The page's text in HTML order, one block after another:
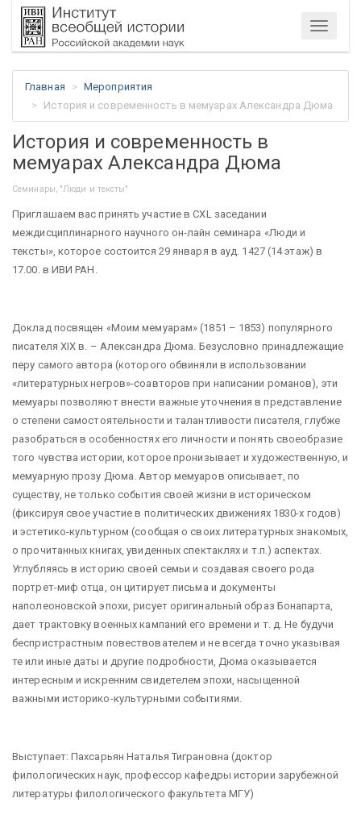
Меню
Главная
Мероприятия
История и современность в мемуарах Александра Дюма
История и современность в
мемуарах Александра Дюма
Семинары, "Люди и тексты"
Приглашаем вас принять участие в CXL заседании
междисциплинарного научного он-лайн семинара «Люди и
тексты», которое состоится 29 января в ауд. 1427 (14 этаж) в
17.00. в ИВИ РАН.
Доклад посвящен «Моим мемуарам» (1851 – 1853) популярного
писателя XIX в. – Александра Дюма. Безусловно принадлежащие
перу самого автора (которого обвиняли в использовании
«литературных негров»-соавторов при написании романов), эти
мемуары позволяют внести важные уточнения в представление
о степени самостоятельности и талантливости писателя, глубже
разобраться в особенностях его личности и понять своеобразие
того чувства истории, которое пронизывает и художественную, и
мемуарную прозу Дюма. Автор мемуаров описывает, по
существу, не только события своей жизни в историческом
(фиксируя свое участие в политических движениях 1830-х годов)
и эстетико-культурном (сообщая о своих литературных знакомых,
о прочитанных книгах, увиденных спектаклях и т.п.) аспектах.
Углубляясь в историю своей семьи и создавая своего рода
портрет-миф отца, он цитирует письма и документы
наполеоновской эпохи, рисует оригинальный образ Бонапарта,
дает трактовку военных кампаний его времени и т. д. Не будучи
беспристрастным повествователем и не всегда точно указывая
те или иные даты и другие подробности, Дюма оказывается
интересным и искренним свидетелем эпохи, насыщенной
важными историко-культурными событиями.
Выступает: Пахсарьян Наталья Тиграновна (доктор
филологических наук, профессор кафедры истории зарубежной
литературы филологического факультета МГУ)